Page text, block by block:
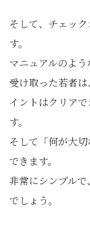
そして、チェッ
す。
マニュアルのよう
受け取った若者
イントはクリア
す。
そして「何が大
できます。
非常にシンプル
でしょう。